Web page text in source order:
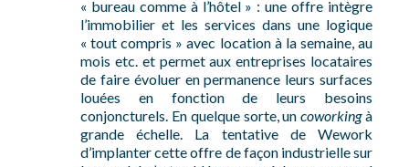
« bureau comme à l’hôtel » : une offre intègre
l’immobilier et les services dans une logique
« tout compris » avec location à la semaine, au
mois etc. et permet aux entreprises locataires
de faire évoluer en permanence leurs surfaces
louées en fonction de leurs besoins
conjoncturels. En quelque sorte, uncoworkingà
grande échelle. La tentative de Wework
d’implanter cette offre de façon industrielle sur